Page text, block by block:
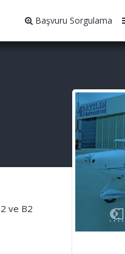
Başvuru Sorgulama
ve B2